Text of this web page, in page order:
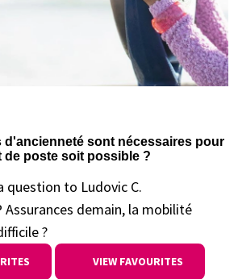
d'ancienneté sont nécessaires pour
poste soit possible ?
question to Ludovic C.
Assurances demain, la mobilité
?
VIEW FAVOURITES